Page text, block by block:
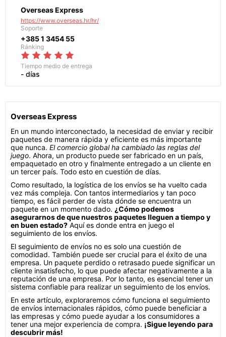
Overseas Express
https://www.overseas.hr/hr/
Soporte
+385 1 3454 55
Ránking
Tiempo medio de entrega
- días
Overseas Express
En un mundo interconectado, la necesidad de enviar y recibir
paquetes de manera rápida y eficiente es más importante
que nunca. El comercio global ha cambiado las reglas del
juego. Ahora, un producto puede ser fabricado en un país,
empaquetado en otro y finalmente entregado a un cliente en
un tercer país. Todo esto en cuestión de días.
Como resultado, la logística de los envíos se ha vuelto cada
vez más compleja. Con tantos intermediarios y tan poco
tiempo, es fácil perder de vista dónde se encuentra un
paquete en un momento dado. ¿Cómo podemos
asegurarnos de que nuestros paquetes lleguen a tiempo y
en buen estado? Aquí es donde entra en juego el
seguimiento de los envíos.
El seguimiento de envíos no es solo una cuestión de
comodidad. También puede ser crucial para el éxito de una
empresa. Un paquete perdido o retrasado puede significar un
cliente insatisfecho, lo que puede afectar negativamente a la
reputación de una empresa. Por lo tanto, es esencial tener un
sistema confiable para realizar un seguimiento de los envíos.
En este artículo, exploraremos cómo funciona el seguimiento
de envíos internacionales rápidos, cómo puede beneficiar a
las empresas y cómo puede ayudar a los consumidores a
tener una mejor experiencia de compra. ¡Sigue leyendo para
descubrir más!